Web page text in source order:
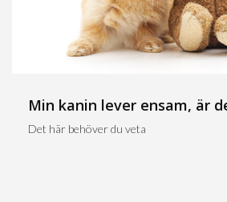
Min kanin lever ensam, är
Det här behöver du veta